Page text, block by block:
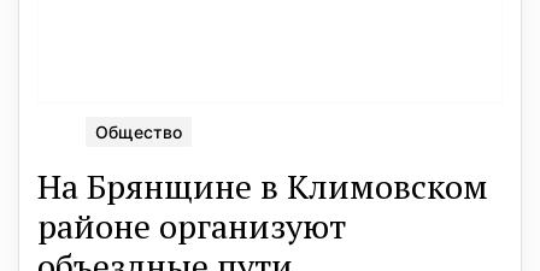
Общество
На Брянщине в Климовском
районе организуют